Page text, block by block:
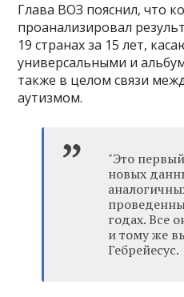
Глава ВОЗ пояснил, что
проанализировал
19 странах за 15 лет,
универсальными и
также в целом связи
аутизмом.
"Это
новых
годах. Все
и тому же
Гебрейесус.